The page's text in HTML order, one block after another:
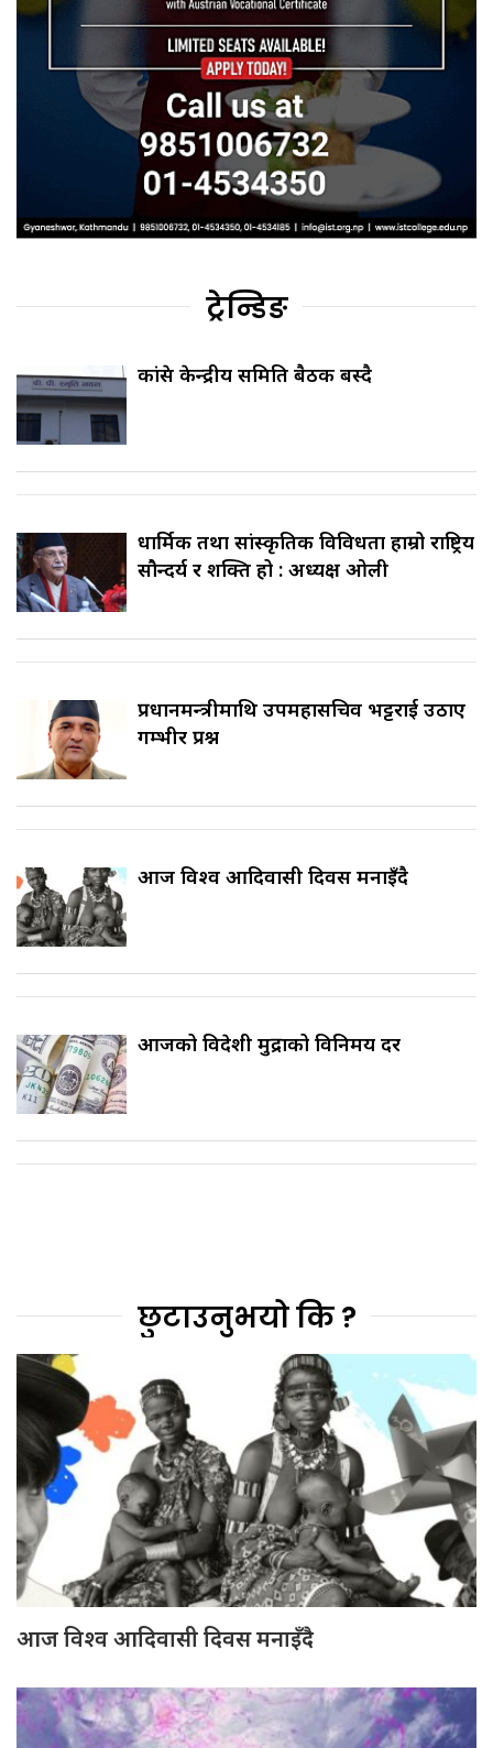
ट्रेन्डिङ
कांग्रेस केन्द्रीय समिति बैठक बस्दै
धार्मिक तथा सांस्कृतिक विविधता हाम्रो राष्ट्रिय
सौन्दर्य र शक्ति हो : अध्यक्ष ओली
प्रधानमन्त्रीमाथि उपमहासचिव भट्टराई उठाए
गम्भीर प्रश्न
आज विश्व आदिवासी दिवस मनाइँदै
आजको विदेशी मुद्राको विनिमय दर
छुटाउनुभयो कि ?
आज विश्व आदिवासी दिवस मनाइँदै